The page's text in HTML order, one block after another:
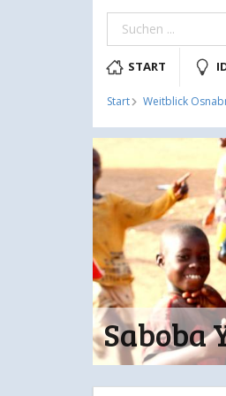
START
Start Weitblick
Saboba